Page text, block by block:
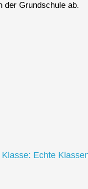
der Grundschule ab.
Echte